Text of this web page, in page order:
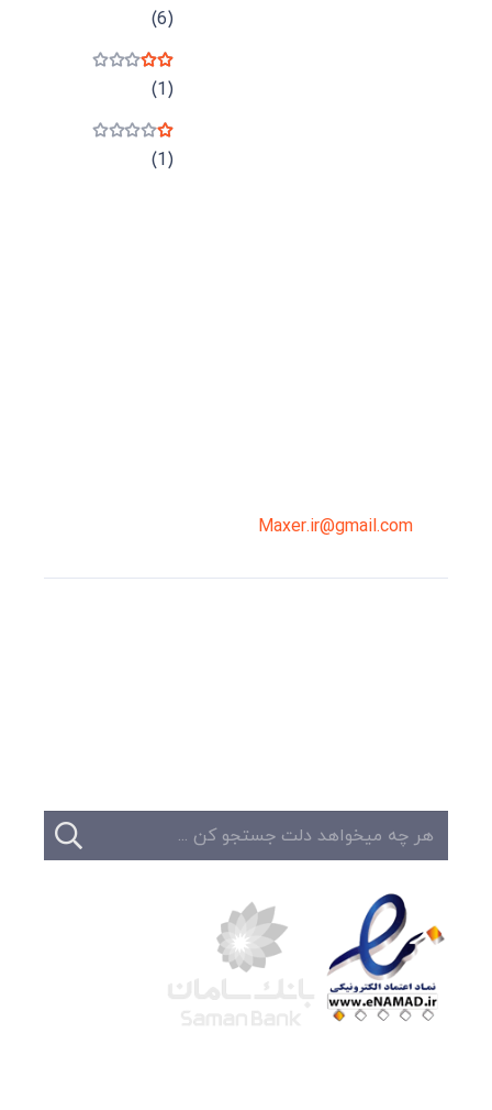
نمره(6)
نمره(1)
نمره(1)
Maxer.ir@gmail.com